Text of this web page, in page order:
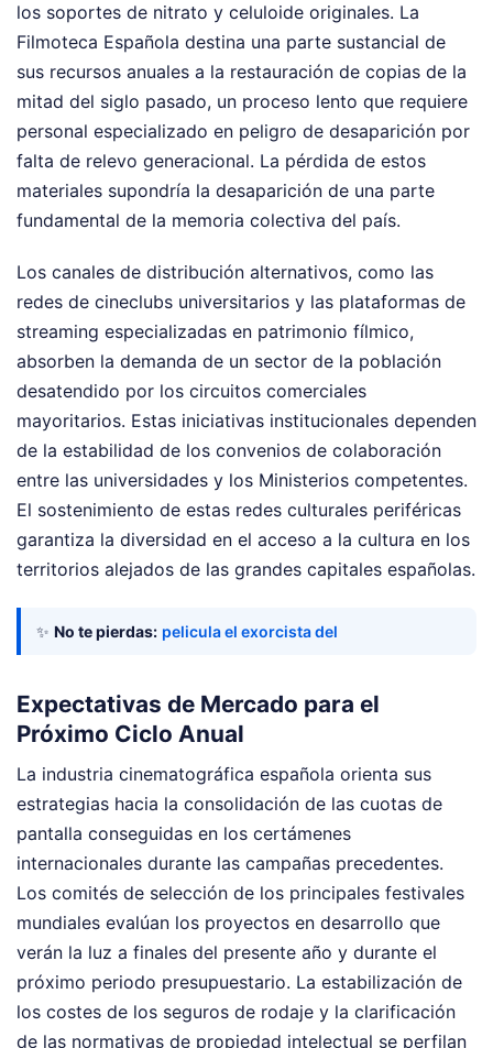
los soportes de nitrato y celuloide originales. La
Filmoteca Española destina una parte sustancial de
sus recursos anuales a la restauración de copias de la
mitad del siglo pasado, un proceso lento que requiere
personal especializado en peligro de desaparición por
falta de relevo generacional. La pérdida de estos
materiales supondría la desaparición de una parte
fundamental de la memoria colectiva del país.
Los canales de distribución alternativos, como las
redes de cineclubs universitarios y las plataformas de
streaming especializadas en patrimonio fílmico,
absorben la demanda de un sector de la población
desatendido por los circuitos comerciales
mayoritarios. Estas iniciativas institucionales dependen
de la estabilidad de los convenios de colaboración
entre las universidades y los Ministerios competentes.
El sostenimiento de estas redes culturales periféricas
garantiza la diversidad en el acceso a la cultura en los
territorios alejados de las grandes capitales españolas.
✨ No te pierdas: pelicula el exorcista del
Expectativas de Mercado para el
Próximo Ciclo Anual
La industria cinematográfica española orienta sus
estrategias hacia la consolidación de las cuotas de
pantalla conseguidas en los certámenes
internacionales durante las campañas precedentes.
Los comités de selección de los principales festivales
mundiales evalúan los proyectos en desarrollo que
verán la luz a finales del presente año y durante el
próximo periodo presupuestario. La estabilización de
los costes de los seguros de rodaje y la clarificación
de las normativas de propiedad intelectual se perfilan